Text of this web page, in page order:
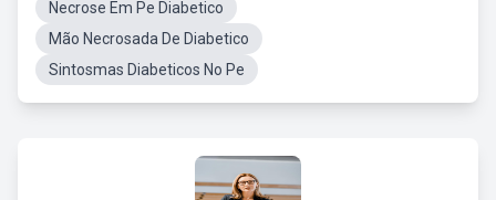
Necrose Em Pe Diabetico
Mão Necrosada De Diabetico
Sintosmas Diabeticos No Pe